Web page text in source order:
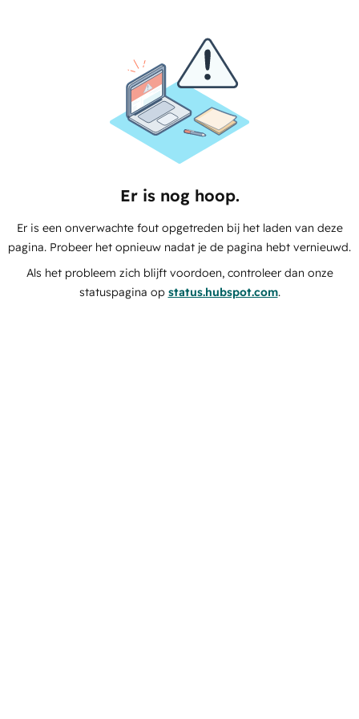
Er is nog hoop.
Er is een onverwachte fout opgetreden bij het laden van deze
pagina. Probeer het opnieuw nadat je de pagina hebt vernieuwd.
Als het probleem zich blijft voordoen, controleer dan onze
statuspagina op status.hubspot.com.